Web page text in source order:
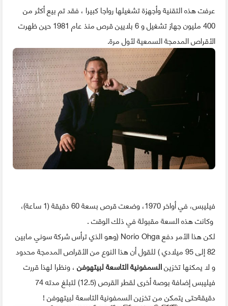
عرفت هذه التقنية وأجهزة تشغيلها رواجا كبيرا ، فقد تم بيع أكثر من
400 مليون جهاز تشغيل و 6 بلايين قرص منذ عام 1981 حين ظهرت
الأقراص المدمجة السمعية لأول مرة.
فيليبس، في أواخر 1970، وضعت قرص بسعة 60 دقيقة (1 ساعة)،
وكانت هذه السعة مقبولة في ذلك الوقت .
لكن هذا الأمر دفع Norio Ohga (وهو الذي ترأس شركة سوني مابين
82 إلى 95 ميلادي ) للقول أن هذا النوع من الأقراص المدمجة محدود
و لا يمكنها تخزينالسمفونية التاسعة لبيتهوفن، ونظرا لهذا قررت
فيليبس إضافة بوصة أخرى لقطر القرص (12.5) لتبلغ مدته 74
دقيقةحتى يتمكن من تخزين السمفونية التاسعة لبيتهوفن !